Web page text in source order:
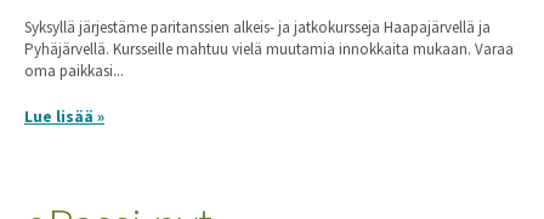
Syksyllä järjestäme paritanssien alkeis- ja jatkokursseja Haapajärvellä ja
Pyhäjärvellä. Kursseille mahtuu vielä muutamia innokkaita mukaan. Varaa
oma paikkasi...
Lue lisää »